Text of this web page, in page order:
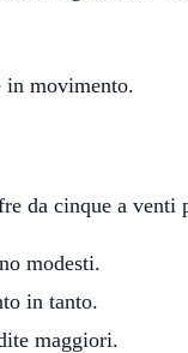
in movimento.
cinque a venti
modesti.
in tanto.
maggiori.